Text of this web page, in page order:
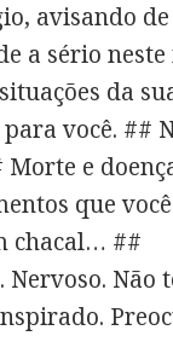
avisando
a sério neste
da
você. ##
e
que
chacal… ##
Nervoso. Não